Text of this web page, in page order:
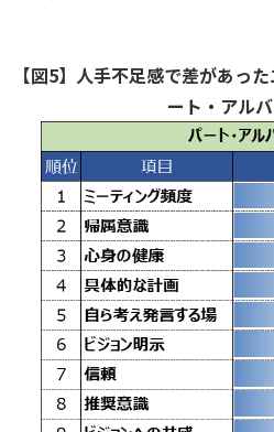
【図5】 人手不足感で差があっ
ート・アルバ